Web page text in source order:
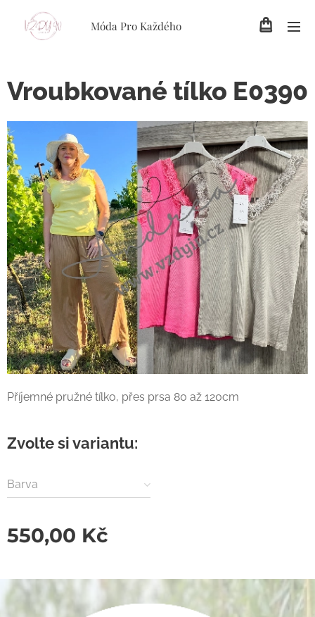
Móda Pro Každého
Vroubkované tílko E0390
Příjemné pružné tílko, přes prsa 80 až 120cm
Zvolte si variantu:
Barva
550,00 Kč